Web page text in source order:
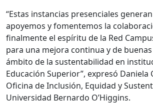
“Estas instancias presenciales
apoyemos y fomentemos la
finalmente el espíritu de la Red
para una mejora continua y de
ámbito de la sustentabilidad en
Educación Superior”, expresó Daniela
Oficina de Inclusión, Equidad y
Universidad Bernardo O’Higgins.